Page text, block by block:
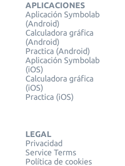
APLICACIONES
Aplicación Symbolab
(Android)
Calculadora gráfica
(Android)
Practica (Android)
Aplicación Symbolab
(iOS)
Calculadora gráfica
(iOS)
Practica (iOS)
LEGAL
Privacidad
Service Terms
Política de cookies